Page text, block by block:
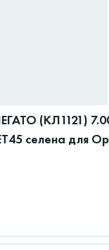
(КЛ1121)
селена для